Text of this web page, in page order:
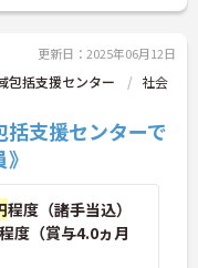
くださ
更新日：2025年06月12日
包括支援センター
社会
括支援センターで
程度（諸手当込）
程度（賞与4.0ヵ月